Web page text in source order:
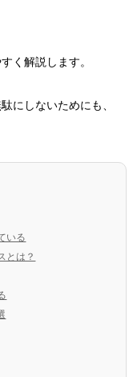
く解説します。
にしないためにも、
いる
とは？